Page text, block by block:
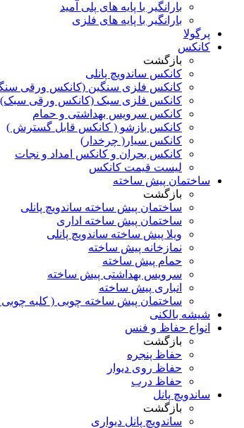
بارانگیر با پایه های پلی آمید
بارانگیر با پایه های فلزی
پرگولا
کانکس
بازگشت
کانکس ساندویچ پانلی
کانکس فلزی سنگین (کانکس ورقی
کانکس فلزی سبک (کانکس ورقی سبک)
کانکس سرویس بهداشتی و حمام
کانکس بازشو ( کانکس قابل گسترش )
کانکس سیار( چرخدار)
کانکس بحران و کانکس امداد و نجات
لیست قیمت کانکس
ساختمان پیش ساخته
بازگشت
ساختمان پیش ساخته ساندویچ پانلی
ساختمان پیش ساخته اداری
ویلا پیش ساخته ساندویچ پانلی
نمازخانه پیش ساخته
حمام پیش ساخته
سرویس بهداشتی پیش ساخته
انباری پیش ساخته
ساختمان پیش ساخته چوبی ( کلبه
شیشه بالکنی
انواع حفاظ و فنس
بازگشت
حفاظ پنجره
حفاظ روی دیوار
حفاظ درب
ساندویچ پانل
بازگشت
ساندویچ پانل دیواری